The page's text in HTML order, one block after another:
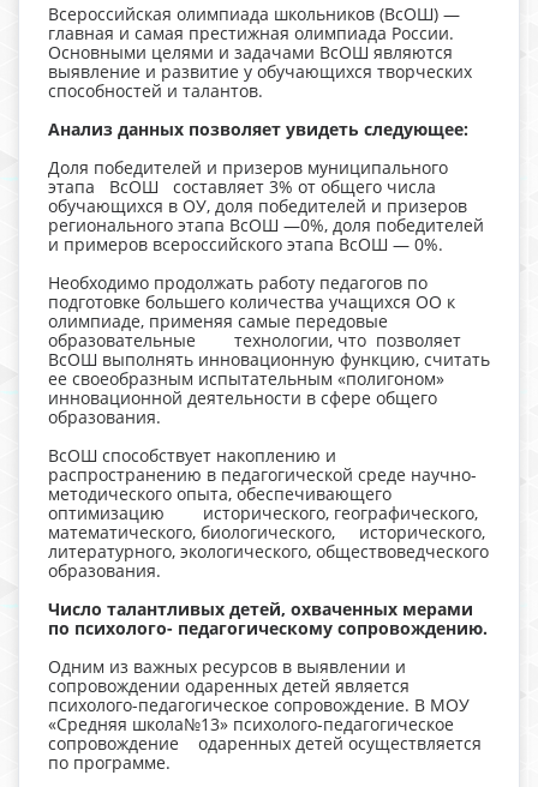
Всероссийская олимпиада школьников (ВсОШ) —
главная и самая престижная олимпиада России.
Основными целями и задачами ВсОШ являются
выявление и развитие у обучающихся творческих
способностей и талантов.
Анализ данных позволяет увидеть следующее:
Доля победителей и призеров муниципального
этапа ВсОШ составляет 3% от общего числа
обучающихся в ОУ, доля победителей и призеров
регионального этапа ВсОШ —0%, доля победителей
и примеров всероссийского этапа ВсОШ — 0%.
Необходимо продолжать работу педагогов по
подготовке большего количества учащихся ОО к
олимпиаде, применяя самые передовые
образовательные технологии, что позволяет
ВсОШ выполнять инновационную функцию, считать
ее своеобразным испытательным «полигоном»
инновационной деятельности в сфере общего
образования.
ВсОШ способствует накоплению и
распространению в педагогической среде научно-
методического опыта, обеспечивающего
оптимизацию исторического, географического,
математического, биологического, исторического,
литературного, экологического, обществоведческого
образования.
Число талантливых детей, охваченных мерами
по психолого- педагогическому сопровождению.
Одним из важных ресурсов в выявлении и
сопровождении одаренных детей является
психолого-педагогическое сопровождение. В МОУ
«Средняя школа№13» психолого-педагогическое
сопровождение одаренных детей осуществляется
по программе.